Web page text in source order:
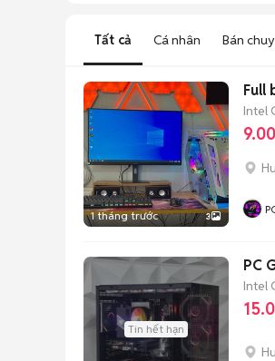
Tất cả Cá nhân Bán
1 tháng trước 3
Full
Intel
Tin hết hạn
PC
Intel